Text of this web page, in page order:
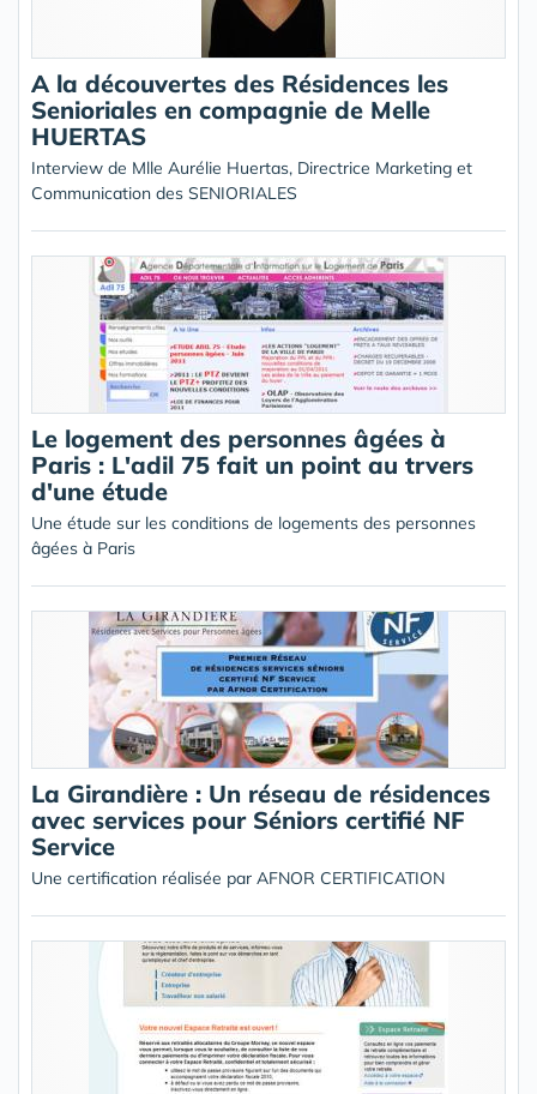
A la découvertes des Résidences les
Senioriales en compagnie de Melle
HUERTAS
Interview de Mlle Aurélie Huertas, Directrice Marketing et
Communication des SENIORIALES
Le logement des personnes âgées à
Paris : L'adil 75 fait un point au trvers
d'une étude
Une étude sur les conditions de logements des personnes
âgées à Paris
La Girandière : Un réseau de résidences
avec services pour Séniors certifié NF
Service
Une certification réalisée par AFNOR CERTIFICATION